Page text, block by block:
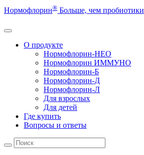
Нормофлорин® Больше, чем пробиотики
О продукте
Нормофлорин-НЕО
Нормофлорин ИММУНО
Нормофлорин-Б
Нормофлорин-Д
Нормофлорин-Л
Для взрослых
Для детей
Где купить
Вопросы и ответы